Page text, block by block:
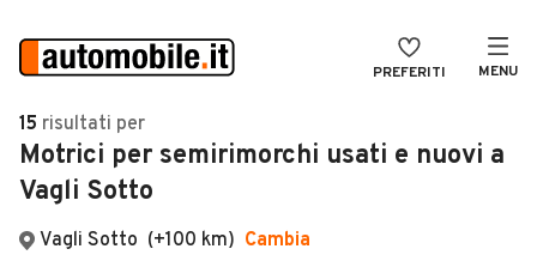
PREFERITI MENU
Auto
Auto usate
VENDI
MAGAZINE
15 risultati per
Motrici per semirimorchi usati e nuovi a
Vagli Sotto
Vagli Sotto (+100 km) Cambia